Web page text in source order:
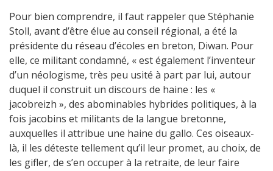
Pour bien comprendre, il faut rappeler que Stéphanie
Stoll, avant d’être élue au conseil régional, a été la
présidente du réseau d’écoles en breton, Diwan. Pour
elle, ce militant condamné, « est également l’inventeur
d’un néologisme, très peu usité à part par lui, autour
duquel il construit un discours de haine : les «
jacobreizh », des abominables hybrides politiques, à la
fois jacobins et militants de la langue bretonne,
auxquelles il attribue une haine du gallo. Ces oiseaux-
là, il les déteste tellement qu’il leur promet, au choix, de
les gifler, de s’en occuper à la retraite, de leur faire